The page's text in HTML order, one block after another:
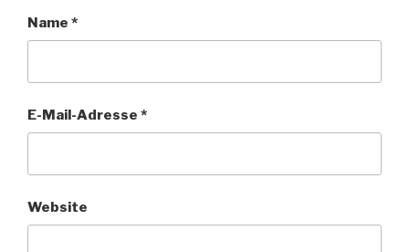
Name *
E-Mail-Adresse *
Website